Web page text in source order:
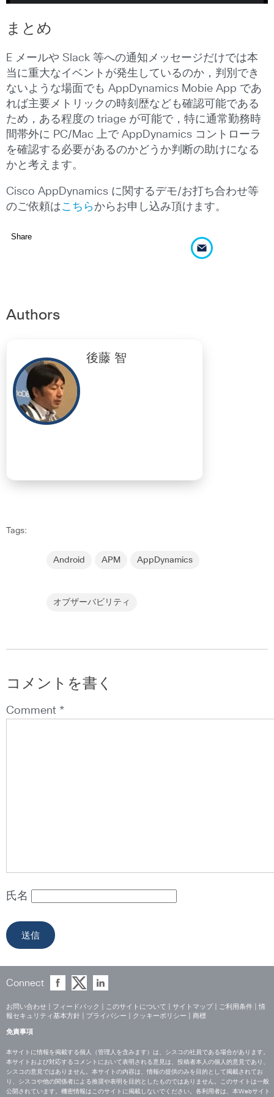
まとめ
E メールや Slack 等への通知メッセージだけでは本
当に重大なイベントが発生しているのか，判別でき
ないような場面でも AppDynamics Mobie App であ
れば主要メトリックの時刻歴なども確認可能である
ため，ある程度の triage が可能で，特に通常勤務時
間帯外に PC/Mac 上で AppDynamics コントローラ
を確認する必要があるのかどうか判断の助けになる
かと考えます。
Cisco AppDynamics に関するデモ/お打ち合わせ等
のご依頼はこちらからお申し込み頂けます。
Share
Authors
後藤 智
Tags:
Android APM AppDynamics
オブザーバビリティ
コメントを書く
Comment *
氏名
Connect
お問い合わせ フィードバック このサイトについて サイトマップ ご利用条件
情
報セキュリティ基本方針
プライバシー クッキーポリシー 商標
免責事項
本サイトに情報を掲載する個人（管理人を含みます）は、シスコの社員である場合があります。
本サイトおよび対応するコメントにおいて表明される意見は、投稿者本人の個人的意見であり、
シスコの意見ではありません。本サイトの内容は、情報の提供のみを目的として掲載されてお
り、シスコや他の関係者による推奨や表明を目的としたものではありません。このサイトは一般
公開されています。機密情報はこのサイトに掲載しないでください。各利用者は、本Webサイト